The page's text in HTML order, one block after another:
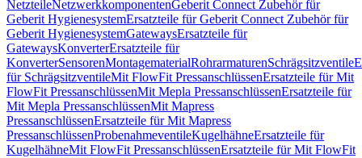
NetzteileNetzwerkkomponentenGeberit Connect Zubehör für
Geberit HygienesystemErsatzteile für Geberit Connect Zubehör für
Geberit HygienesystemGatewaysErsatzteile für
GatewaysKonverterErsatzteile für
KonverterSensorenMontagematerialRohrarmaturenSchrägsitzventile
für SchrägsitzventileMit FlowFit PressanschlüssenErsatzteile für Mit
FlowFit PressanschlüssenMit Mepla PressanschlüssenErsatzteile für
Mit Mepla PressanschlüssenMit Mapress
PressanschlüssenErsatzteile für Mit Mapress
PressanschlüssenProbenahmeventileKugelhähneErsatzteile für
KugelhähneMit FlowFit PressanschlüssenErsatzteile für Mit FlowFit